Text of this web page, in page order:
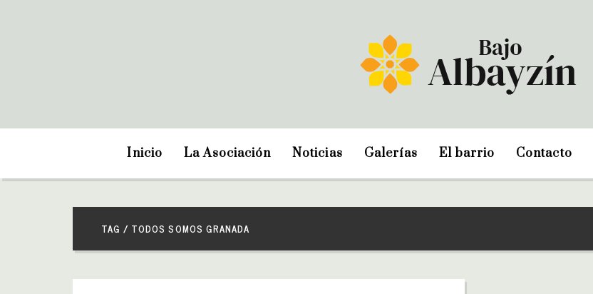
Inicio La Asociación Noticias Galerías El barrio Contacto
TAG / TODOS SOMOS GRANADA